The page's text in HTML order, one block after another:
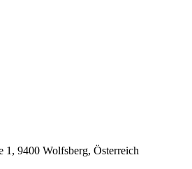
1, 9400 Wolfsberg, Österreich